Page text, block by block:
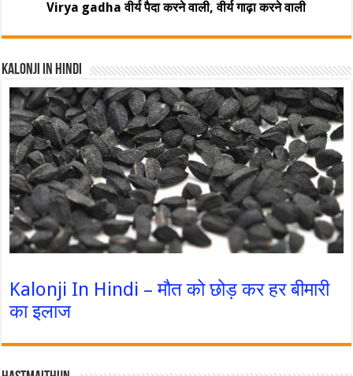
Virya gadha वीर्य पैदा करने वाली, वीर्य गाढ़ा करने वाली
Kalonji In Hindi
Kalonji In Hindi – मौत को छोड़ कर हर बीमारी
का इलाज